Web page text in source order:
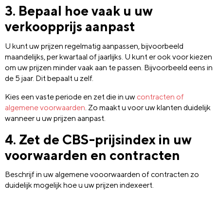
3. Bepaal hoe vaak u uw
verkoopprijs aanpast
U kunt uw prijzen regelmatig aanpassen, bijvoorbeeld
maandelijks, per kwartaal of jaarlijks. U kunt er ook voor kiezen
om uw prijzen minder vaak aan te passen. Bijvoorbeeld eens in
de 5 jaar. Dit bepaalt u zelf.
Kies een vaste periode en zet die in uw contracten of
algemene voorwaarden . Zo maakt u voor uw klanten duidelijk
wanneer u uw prijzen aanpast.
4. Zet de CBS-prijsindex in uw
voorwaarden en contracten
Beschrijf in uw algemene vooorwaarden of contracten zo
duidelijk mogelijk hoe u uw prijzen indexeert.